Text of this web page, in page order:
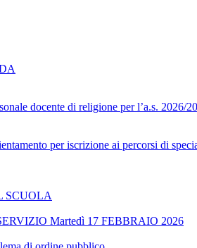
docente di religione per l’a.s. 2026/
per iscrizione ai percorsi di
SCUOLA
Martedì 17 FEBBRAIO 2026